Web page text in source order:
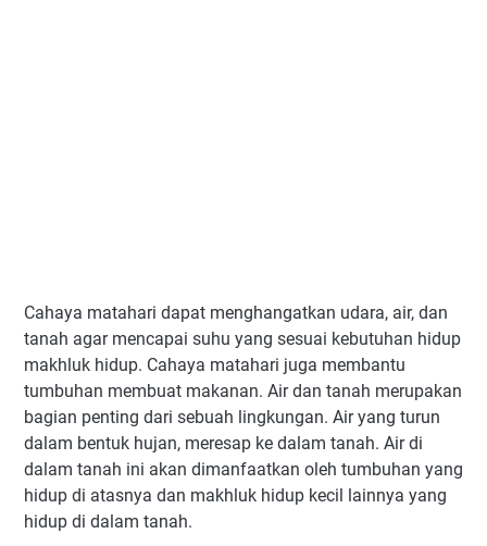
Cahaya matahari dapat menghangatkan udara, air, dan
tanah agar mencapai suhu yang sesuai kebutuhan hidup
makhluk hidup. Cahaya matahari juga membantu
tumbuhan membuat makanan. Air dan tanah merupakan
bagian penting dari sebuah lingkungan. Air yang turun
dalam bentuk hujan, meresap ke dalam tanah. Air di
dalam tanah ini akan dimanfaatkan oleh tumbuhan yang
hidup di atasnya dan makhluk hidup kecil lainnya yang
hidup di dalam tanah.